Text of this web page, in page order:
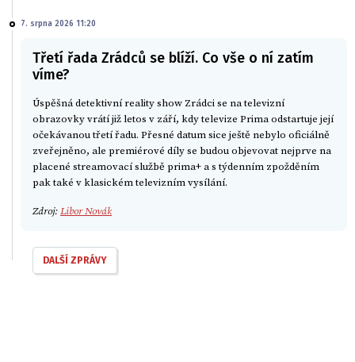
7. srpna 2026 11:20
Třetí řada Zrádců se blíží. Co vše o ní zatím
víme?
Úspěšná detektivní reality show Zrádci se na televizní
obrazovky vrátí již letos v září, kdy televize Prima odstartuje její
očekávanou třetí řadu. Přesné datum sice ještě nebylo oficiálně
zveřejněno, ale premiérové díly se budou objevovat nejprve na
placené streamovací službě prima+ a s týdenním zpožděním
pak také v klasickém televizním vysílání.
Zdroj:Libor Novák
DALŠÍ ZPRÁVY